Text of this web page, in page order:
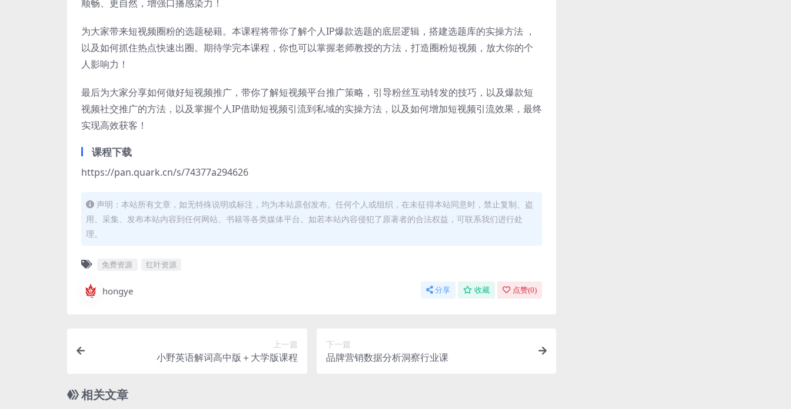
顺畅、更自然，增强口播感染力！
为大家带来短视频圈粉的选题秘籍。本课程将带你了解个人IP爆款选题的底层逻辑，搭建选题库的实操方法 ，
以及如何抓住热点快速出圈。期待学完本课程，你也可以掌握老师教授的方法，打造圈粉短视频，放大你的个
人影响力！
最后为大家分享如何做好短视频推广，带你了解短视频平台推广策略，引导粉丝互动转发的技巧，以及爆款短
视频社交推广的方法，以及掌握个人IP借助短视频引流到私域的实操方法，以及如何增加短视频引流效果，最终
实现高效获客！
课程下载
​https://pan.quark.cn/s/74377a294626
声明：本站所有文章，如无特殊说明或标注，均为本站原创发布。任何个人或组织，在未征得本站同意时，禁止复制、盗
用、采集、发布本站内容到任何网站、书籍等各类媒体平台。如若本站内容侵犯了原著者的合法权益，可联系我们进行处
理。
免费资源 红叶资源
hongye 分享 收藏 点赞(0)
上一篇
小野英语解词高中版＋大学版课程
下一篇
品牌营销数据分析洞察行业课
相关文章